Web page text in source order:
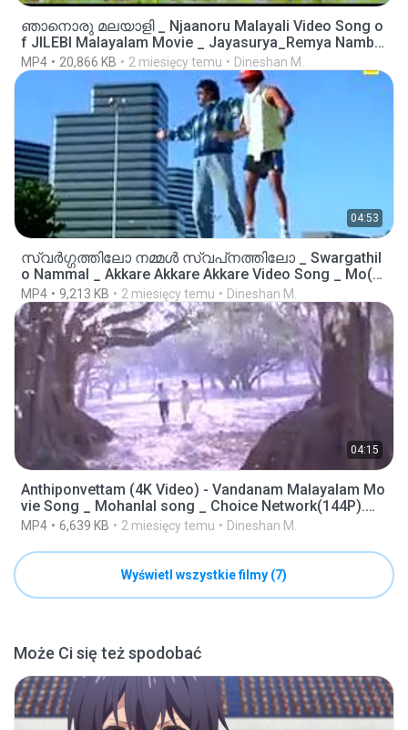
ഞാനൊരു മലയാളി _ Njaanoru Malayali Video Song o
f JILEBI Malayalam Movie _ Jayasurya_Remya Nambe
esan(720P_HD).mp4
MP4 20,866 KB 2 miesięcy temu Dineshan M.
04:53
സ്വർഗ്ഗത്തിലോ നമ്മൾ സ്വപ്‌നത്തിലോ _ Swargathil
o Nammal _ Akkare Akkare Akkare Video Song _ Mo(1.
mp4
MP4 9,213 KB 2 miesięcy temu Dineshan M.
04:15
Anthiponvettam (4K Video) - Vandanam Malayalam Mo
vie Song _ Mohanlal song _ Choice Network(144P).mp
4
MP4 6,639 KB 2 miesięcy temu Dineshan M.
Wyświetl wszystkie filmy (7)
Może Ci się też spodobać